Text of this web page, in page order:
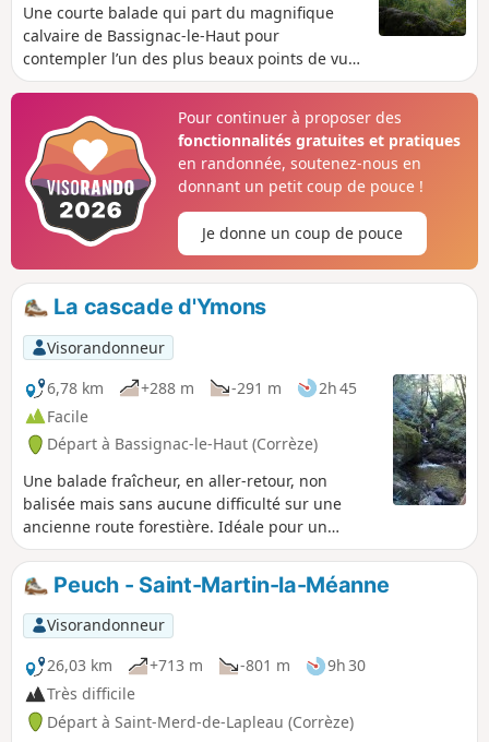
Une courte balade qui part du magnifique
calvaire de Bassignac-le-Haut pour
contempler l’un des plus beaux points de vue
sur la Dordogne. C'est une balade sans
fréquentée.
Pour continuer à proposer des
fonctionnalités gratuites et pratiques
en randonnée, soutenez-nous en
donnant un petit coup de pouce !
Je donne un coup de pouce
La cascade d'Ymons
Visorandonneur
6,78 km
+288 m -291 m
2h 45
Facile
Départ à Bassignac-le-Haut (Corrèze)
Une balade fraîcheur, en aller-retour, non
balisée mais sans aucune difficulté sur une
ancienne route forestière. Idéale pour un
pique-nique au bord de l'eau.
Peuch - Saint-Martin-la-Méanne
Visorandonneur
26,03 km
+713 m -801 m
9h 30
Très difficile
Départ à Saint-Merd-de-Lapleau (Corrèze)